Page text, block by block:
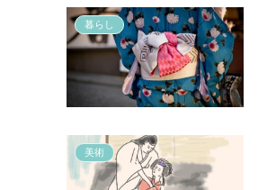
暮らし
美術